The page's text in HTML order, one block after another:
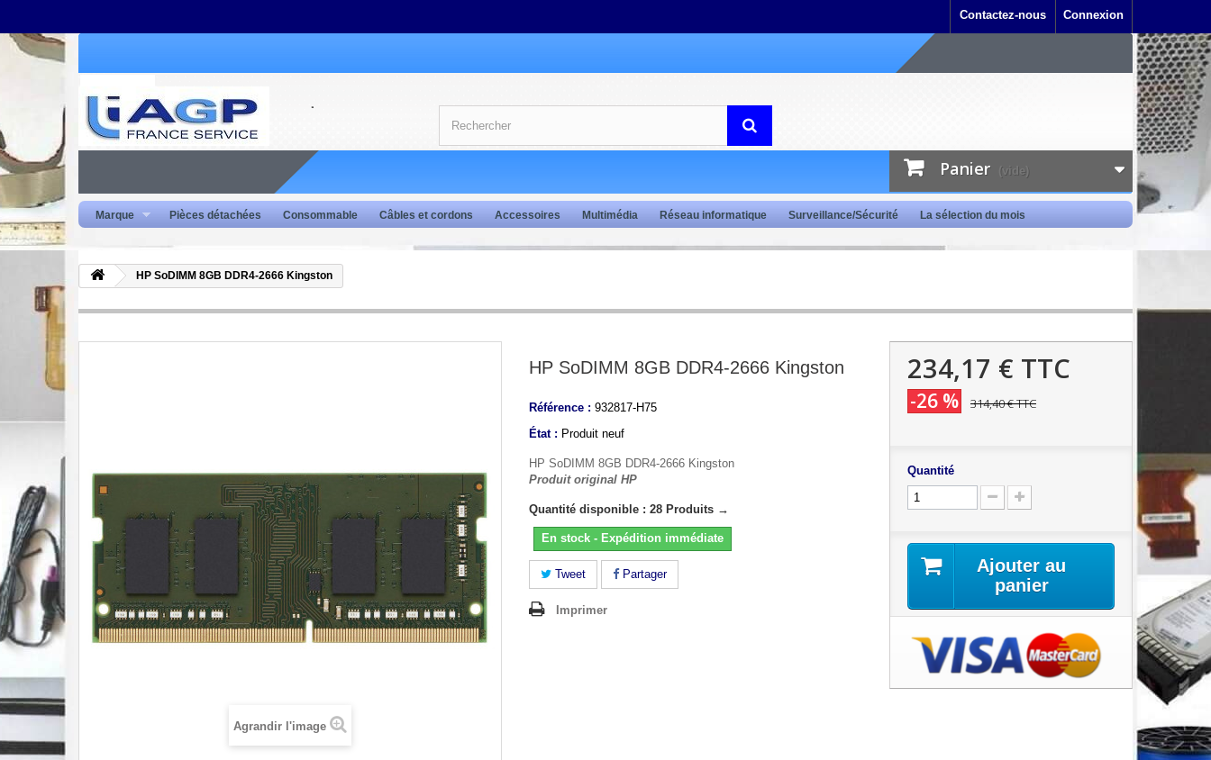
Connexion
Contactez-nous
Panier (vide)
Marque Pièces détachées Consommable Câbles et cordons Accessoires Multimédia Réseau informatique Surveillance/Sécurité La sélection du mois
HP SoDIMM 8GB DDR4-2666 Kingston
Agrandir l'image
HP SoDIMM 8GB DDR4-2666 Kingston
Référence : 932817-H75
État : Produit neuf
HP SoDIMM 8GB DDR4-2666 Kingston
Produit original HP
Quantité disponible : 28 Produits →
En stock - Expédition immédiate
Tweet Partager
Imprimer
234,17 € TTC
-26 % 314,40 €TTC
Quantité
Ajouter au
panier